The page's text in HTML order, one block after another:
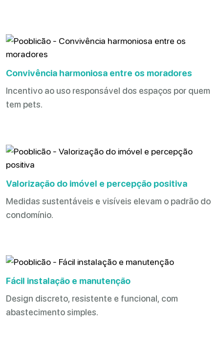
Convivência harmoniosa entre os moradores
Incentivo ao uso responsável dos espaços por quem
tem pets.
Valorização do imóvel e percepção positiva
Medidas sustentáveis e visíveis elevam o padrão do
condomínio.
Fácil instalação e manutenção
Design discreto, resistente e funcional, com
abastecimento simples.